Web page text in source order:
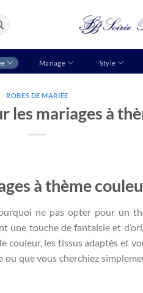
Mariage Style
ROBES DE MARIÉE
les mariages à
à thème
ne pas opter pour un
une touche de fantaisie et
couleur, les tissus adaptés et
ou que vous cherchiez